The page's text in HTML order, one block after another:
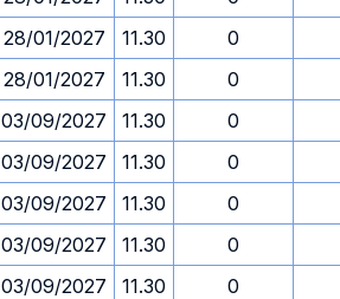
28/01/2027 11.30 0
28/01/2027 11.30 0
03/09/2027 11.30 0
03/09/2027 11.30 0
03/09/2027 11.30 0
03/09/2027 11.30 0
03/09/2027 11.30 0